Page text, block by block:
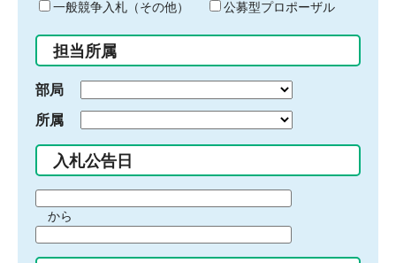
ド
入
力
一般競争入札（その他）
公募型プロポーザル
担当所属
部局
所属
入札公告日
間
始
から
間